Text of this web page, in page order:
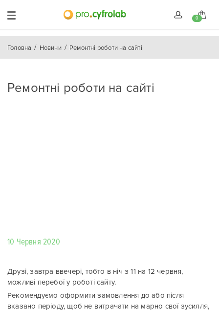
0
Головна Новини Ремонтні роботи на сайті
Ремонтні роботи на сайті
10 Червня 2020
Друзі, завтра ввечері, тобто в ніч з 11 на 12 червня,
можливі перебої у роботі сайту.
Рекомендуємо оформити замовлення до або після
вказано періоду, щоб не витрачати на марно свої зусилля,